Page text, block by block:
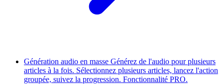
Génération audio en masse Générez de l'audio pour plusieurs
articles à la fois. Sélectionnez plusieurs articles, lancez l'action
groupée, suivez la progression. Fonctionnalité PRO.